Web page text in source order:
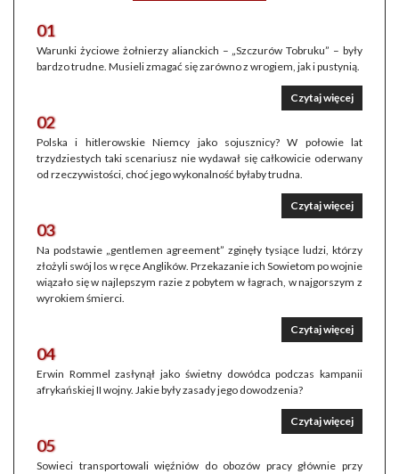
01
Warunki życiowe żołnierzy alianckich – „Szczurów Tobruku” – były
bardzo trudne. Musieli zmagać się zarówno z wrogiem, jak i pustynią.
Czytaj więcej
02
Polska i hitlerowskie Niemcy jako sojusznicy? W połowie lat
trzydziestych taki scenariusz nie wydawał się całkowicie oderwany
od rzeczywistości, choć jego wykonalność byłaby trudna.
Czytaj więcej
03
Na podstawie „gentlemen agreement” zginęły tysiące ludzi, którzy
złożyli swój los w ręce Anglików. Przekazanie ich Sowietom po wojnie
wiązało się w najlepszym razie z pobytem w łagrach, w najgorszym z
wyrokiem śmierci.
Czytaj więcej
04
Erwin Rommel zasłynął jako świetny dowódca podczas kampanii
afrykańskiej II wojny. Jakie były zasady jego dowodzenia?
Czytaj więcej
05
Sowieci transportowali więźniów do obozów pracy głównie przy